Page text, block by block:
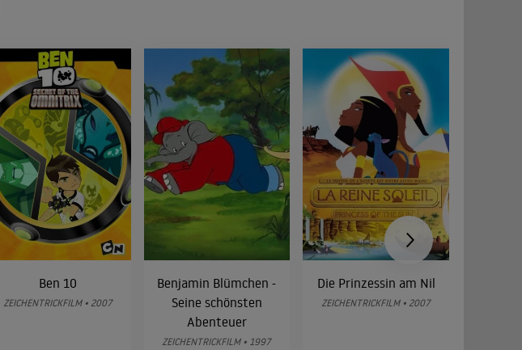
Ben 10
ZEICHENTRICKFILM • 2007
Benjamin Blümchen -
Seine schönsten
Abenteuer
ZEICHENTRICKFILM • 1997
Die Prinzessin am Nil
ZEICHENTRICKFILM • 2007